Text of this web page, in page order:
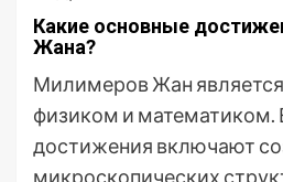
Какие основные
Жана?
Милимеров Жан
физиком и математиком.
достижения включают
микроскопических